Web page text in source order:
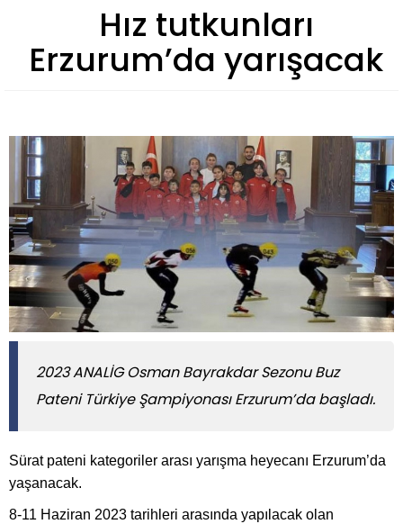
Hız tutkunları
Erzurum’da yarışacak
2023 ANALİG Osman Bayrakdar Sezonu Buz
Pateni Türkiye Şampiyonası Erzurum’da başladı.
Sürat pateni kategoriler arası yarışma heyecanı Erzurum’da
yaşanacak.
8-11 Haziran 2023 tarihleri arasında yapılacak olan